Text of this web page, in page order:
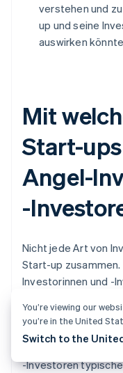
verstehen und
up und seine
auswirken
Mit
Start-
Angel-
-
Nicht jede Art von
Start-up zusammen.
Investorinnen und -
für sehr junge
es vor, in
Markt bereits
-Investoren
You’re viewing our
you’re in the United
Switch to the